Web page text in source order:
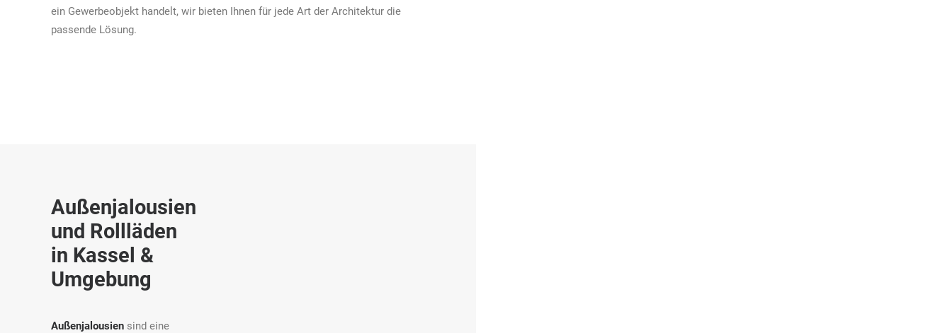
ein Gewerbeobjekt handelt, wir bieten Ihnen für jede Art der Architektur die
passende Lösung.
Außenjalousien
und Rollläden
in Kassel &
Umgebung
Außenjalousien sind eine